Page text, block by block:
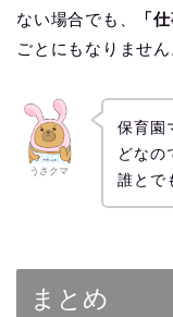
ない場合でも、
「
ごとにもなりません
うさクマ
保育園
どなの
誰とで
まとめ